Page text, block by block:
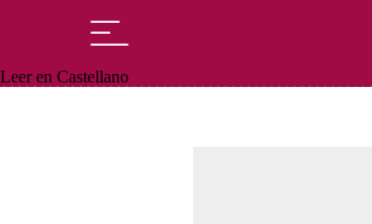
Leer en Castellano